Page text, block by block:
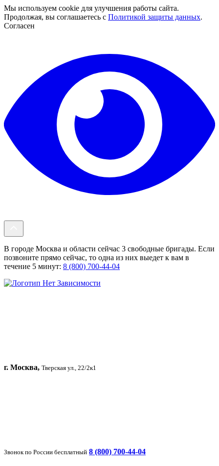
Мы используем cookie для улучшения работы сайта.
Продолжая, вы соглашаетесь с Политикой защиты данных.
Согласен
В городе Москва и области сейчас 3 свободные бригады. Если
позвоните прямо сейчас, то одна из них выедет к вам в
течение 5 минут: 8 (800) 700-44-04
г. Москва, Тверская ул., 22/2к1
Звонок по России бесплатный 8 (800) 700-44-04